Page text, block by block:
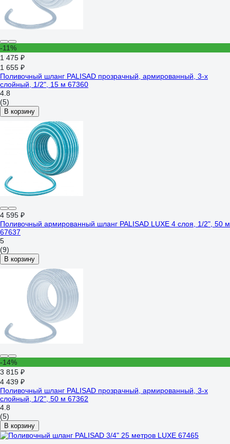
-11%
1 475 ₽
1 655 ₽
Поливочный шланг PALISAD прозрачный, армированный, 3-х
слойный, 1/2", 15 м 67360
4.8
(5)
В корзину
4 595 ₽
Поливочный армированный шланг PALISAD LUXE 4 слоя, 1/2", 50 м
67637
5
(9)
В корзину
-14%
3 815 ₽
4 439 ₽
Поливочный шланг PALISAD прозрачный, армированный, 3-х
слойный, 1/2", 50 м 67362
4.8
(5)
В корзину